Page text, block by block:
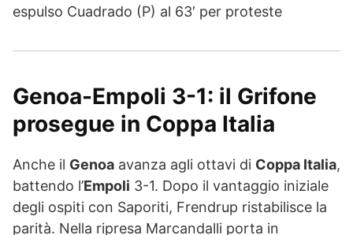
espulso Cuadrado (P) al 63′ per proteste
Genoa-Empoli 3-1: il Grifone
prosegue in Coppa Italia
Anche il Genoa avanza agli ottavi di Coppa Italia,
battendo l’Empoli 3-1. Dopo il vantaggio iniziale
degli ospiti con Saporiti, Frendrup ristabilisce la
parità. Nella ripresa Marcandalli porta in